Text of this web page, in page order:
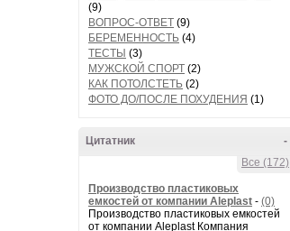
(9)
ВОПРОС-ОТВЕТ (9)
БЕРЕМЕННОСТЬ (4)
ТЕСТЫ (3)
МУЖСКОЙ СПОРТ (2)
КАК ПОТОЛСТЕТЬ (2)
ФОТО ДО/ПОСЛЕ ПОХУДЕНИЯ (1)
-
Цитатник
Все (172)
Производство пластиковых
емкостей от компании Aleplast - (0)
Производство пластиковых емкостей
от компании Aleplast Компания